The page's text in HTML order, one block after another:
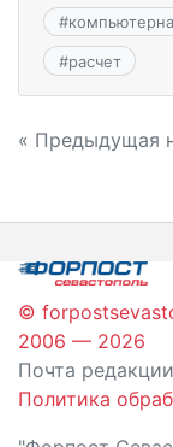
#
#расчет
« Предыдущая
©
2006 — 2026
Почта
Политика